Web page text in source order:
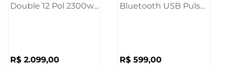
Double 12 Pol 2300w
R$ 2.099,00
Bluetooth USB Pulse
R$ 599,00